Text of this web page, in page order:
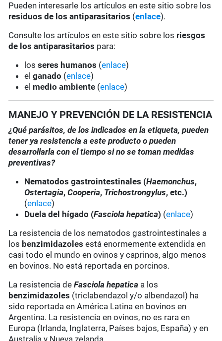
Pueden interesarle los artículos en este sitio sobre los
residuos de los antiparasitarios (enlace).
Consulte los artículos en este sitio sobre los riesgos
de los antiparasitarios para:
losseres humanos (enlace)
elganado (enlace)
el medio ambiente (enlace)
MANEJO Y PREVENCIÓN DE LA RESISTENCIA
¿Qué parásitos, de los indicados en la etiqueta, pueden
tener ya resistencia a este producto o pueden
desarrollarla con el tiempo si no se toman medidas
preventivas?
Nematodos gastrointestinales (Haemonchus,
Ostertagia,Cooperia, Trichostrongylus, etc.)
(enlace)
Duela del hígado (Fasciola hepatica) (enlace)
La resistencia de los nematodos gastrointestinales a
los benzimidazoles está enormemente extendida en
casi todo el mundo en ovinos y caprinos, algo menos
en bovinos. No está reportada en porcinos.
La resistencia deFasciola hepatica a los
benzimidazoles (triclabendazol y/o albendazol) ha
sido reportada en América Latina en bovinos en
Argentina. La resistencia en ovinos, no es rara en
Europa (Irlanda, Inglaterra, Países bajos, España) y en